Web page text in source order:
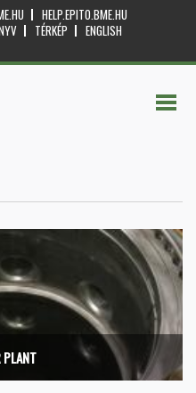
HELP.EPITO.BME.HU
TÉRKÉP
ENGLISH
PLANT